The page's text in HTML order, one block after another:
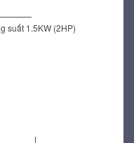
suất 1.5KW (2HP)